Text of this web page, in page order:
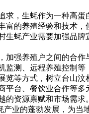
，生蚝作为一种高蛋
的养殖经验和技术，
蚝产业需要加强品牌
强养殖户之间的合作
测、远程养殖控制等
等方式，树立台山汶
台、餐饮业合作等多
资源禀赋和市场需
业的蓬勃发展，为当